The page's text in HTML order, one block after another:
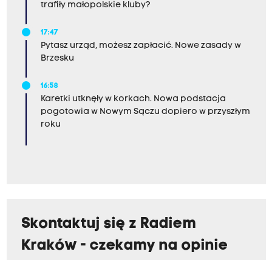
trafiły małopolskie kluby?
17:47
Pytasz urząd, możesz zapłacić. Nowe zasady w
Brzesku
16:58
Karetki utknęły w korkach. Nowa podstacja
pogotowia w Nowym Sączu dopiero w przyszłym
roku
Skontaktuj się z Radiem
Kraków - czekamy na opinie